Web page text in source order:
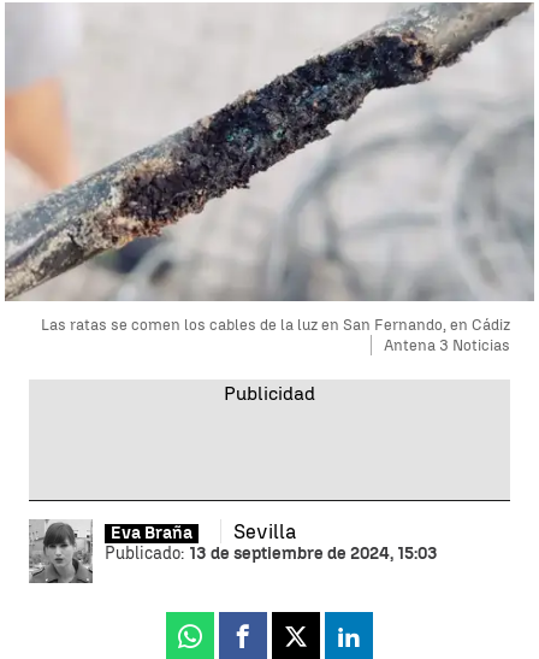
Las ratas se comen los cables de la luz en San Fernando, en Cádiz
Antena 3 Noticias
Eva Braña Sevilla
Publicado: 13 de septiembre de 2024, 15:03
Whatsapp
Facebook
X Linkedin